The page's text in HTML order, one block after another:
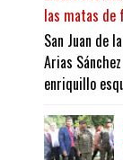
las matas de
San Juan de
Arias
enriquillo